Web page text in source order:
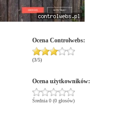
Ocena Controlwebs:
(3/5)
Ocena użytkowników:
Średnia 0 (0 głosów)